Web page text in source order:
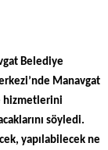
Belediye
Manavgat
hizmetlerini
söyledi.
yapılabilecek ne